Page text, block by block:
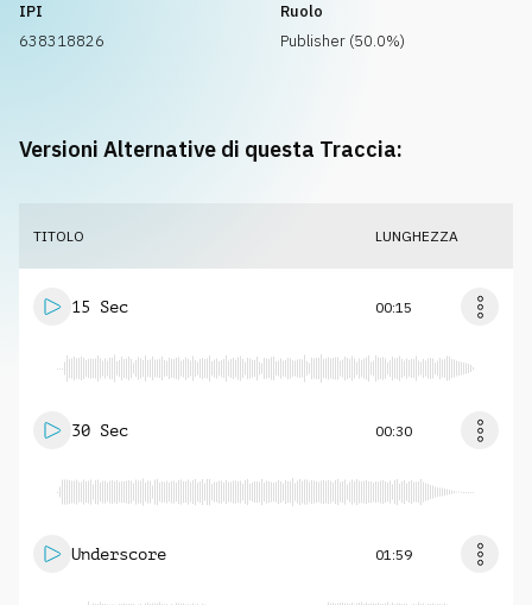
IPI
638318826
Ruolo
Publisher (50.0%)
Versioni Alternative di questa Traccia:
TITOLO LUNGHEZZA
15 Sec 00:15
30 Sec 00:30
Underscore 01:59